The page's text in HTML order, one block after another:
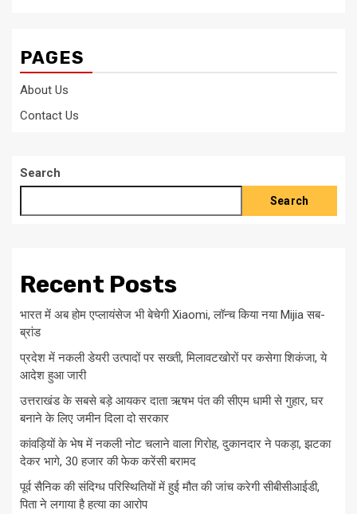
PAGES
About Us
Contact Us
Search
Search
Recent Posts
भारत में अब होम एप्लायंसेज भी बेचेगी Xiaomi, लॉन्च किया नया Mijia सब-
ब्रांड
प्रदेश में नकली डेयरी उत्पादों पर सख्ती, मिलावटखोरों पर कसेगा शिकंजा, ये
आदेश हुआ जारी
उत्तराखंड के सबसे बड़े आयकर दाता ऋषभ पंत की सीएम धामी से गुहार, घर
बनाने के लिए जमीन दिला दो सरकार
कांवड़ियों के भेष में नकली नोट चलाने वाला गिरोह, दुकानदार ने पकड़ा, झटका
देकर भागे, 30 हजार की फेक करेंसी बरामद
पूर्व सैनिक की संदिग्ध परिस्थितियों में हुई मौत की जांच करेगी सीबीसीआईडी,
पिता ने लगाया है हत्या का आरोप